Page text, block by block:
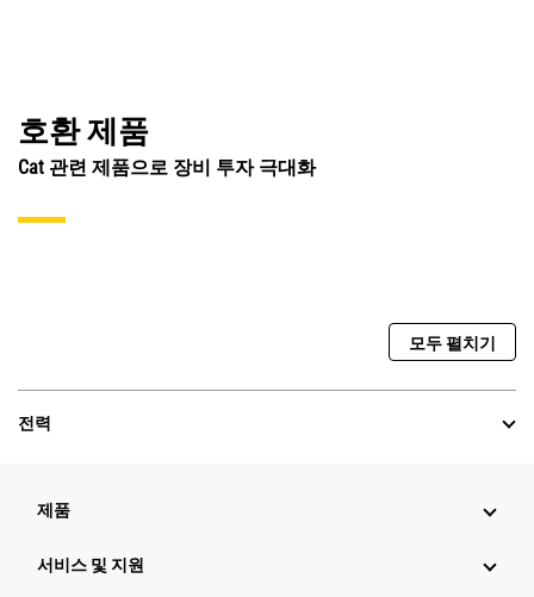
호환 제품
Cat 관련 제품으로 장비 투자 극대화
모두 펼치기
전력
제품
서비스 및 지원